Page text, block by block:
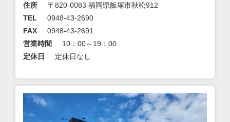
住所
〒820-0083 福岡県飯塚市秋松912
TEL
0948-43-2690
FAX
0948-43-2691
営業時間
10：00～19：00
定休日
定休日なし